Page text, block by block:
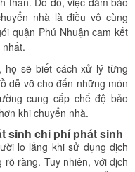
nhà là điều vô cùng
quận Phú Nhuận cam kết
họ sẽ biết cách xử lý từng
dễ vỡ cho đến những món
cung cấp chế độ bảo
khi chuyển nhà.
sinh chi phí phát sinh
lo lắng khi sử dụng dịch
ràng. Tuy nhiên, với dịch